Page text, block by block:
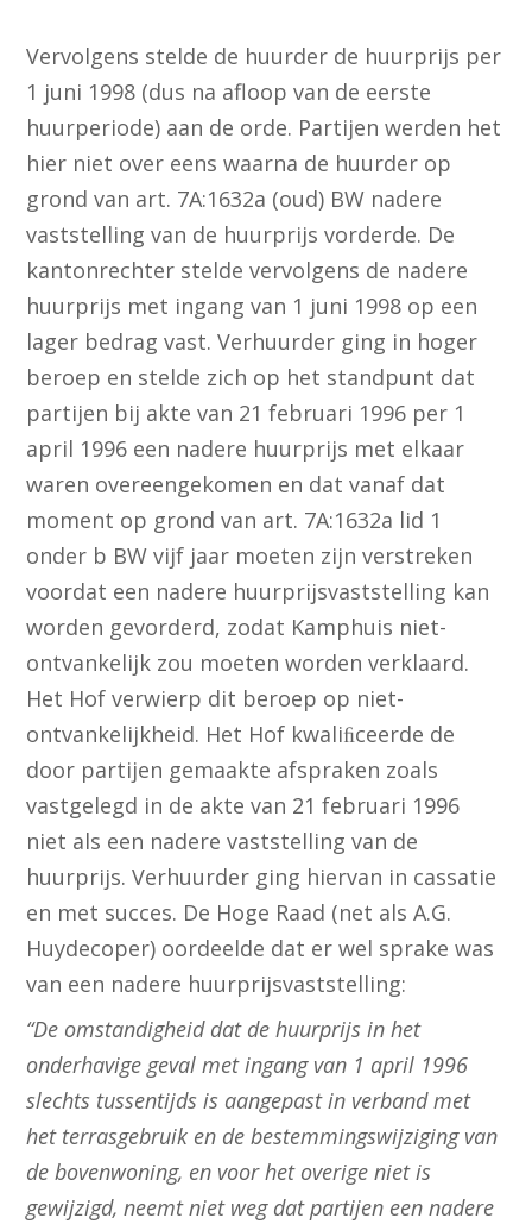
Vervolgens stelde de huurder de huurprijs per
1 juni 1998 (dus na afloop van de eerste
huurperiode) aan de orde. Partijen werden het
hier niet over eens waarna de huurder op
grond van art. 7A:1632a (oud) BW nadere
vaststelling van de huurprijs vorderde. De
kantonrechter stelde vervolgens de nadere
huurprijs met ingang van 1 juni 1998 op een
lager bedrag vast. Verhuurder ging in hoger
beroep en stelde zich op het standpunt dat
partijen bij akte van 21 februari 1996 per 1
april 1996 een nadere huurprijs met elkaar
waren overeengekomen en dat vanaf dat
moment op grond van art. 7A:1632a lid 1
onder b BW vijf jaar moeten zijn verstreken
voordat een nadere huurprijsvaststelling kan
worden gevorderd, zodat Kamphuis niet-
ontvankelijk zou moeten worden verklaard.
Het Hof verwierp dit beroep op niet-
ontvankelijkheid. Het Hof kwaliﬁceerde de
door partijen gemaakte afspraken zoals
vastgelegd in de akte van 21 februari 1996
niet als een nadere vaststelling van de
huurprijs. Verhuurder ging hiervan in cassatie
en met succes. De Hoge Raad (net als A.G.
Huydecoper) oordeelde dat er wel sprake was
van een nadere huurprijsvaststelling:
“De omstandigheid dat de huurprijs in het
onderhavige geval met ingang van 1 april 1996
slechts tussentijds is aangepast in verband met
het terrasgebruik en de bestemmingswijziging van
de bovenwoning, en voor het overige niet is
gewijzigd, neemt niet weg dat partijen een nadere